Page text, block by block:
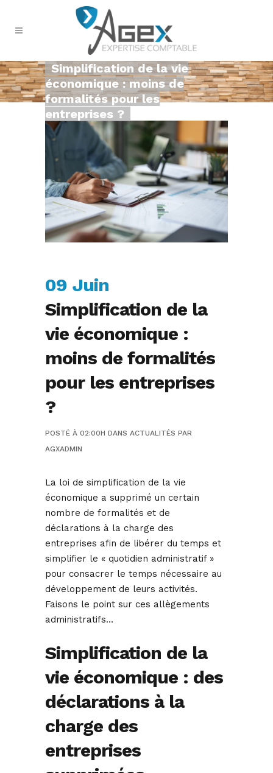
Simplification de la vie
économique : moins de
formalités pour les
entreprises ?
09 Juin
Simplification de la
vie économique :
moins de formalités
pour les entreprises
?
POSTÉ À 02:00H DANS ACTUALITÉS PAR
AGXADMIN
La loi de simplification de la vie
économique a supprimé un certain
nombre de formalités et de
déclarations à la charge des
entreprises afin de libérer du temps et
simplifier le « quotidien administratif »
pour consacrer le temps nécessaire au
développement de leurs activités.
Faisons le point sur ces allègements
administratifs…
Simplification de la
vie économique : des
déclarations à la
charge des
entreprises